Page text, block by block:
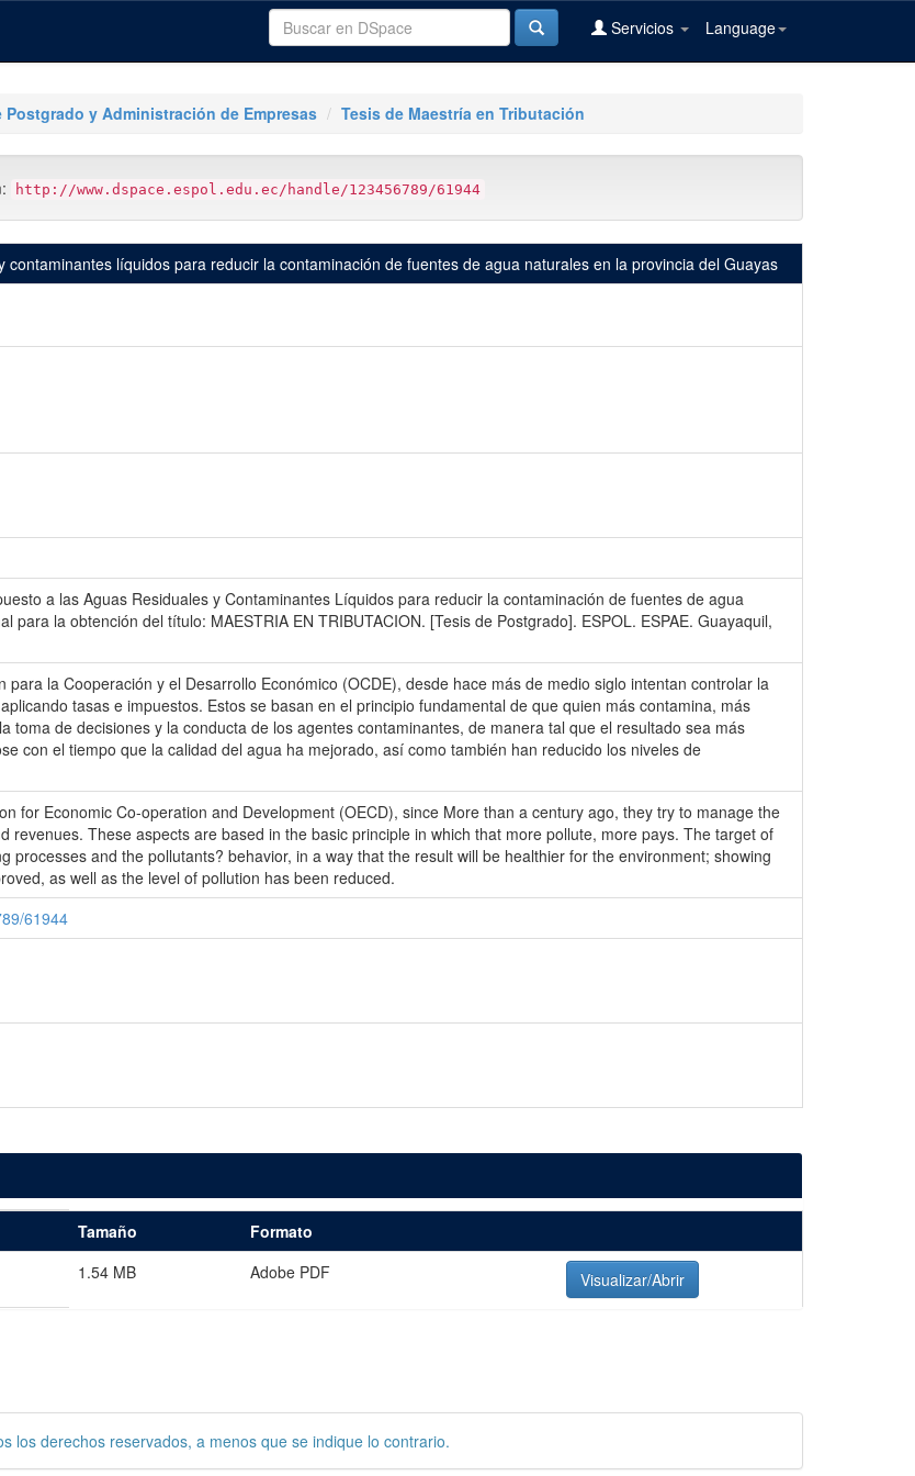
Language
Servicios
Postgrado y Administración de Empresas Tesis de Maestría en Tributación
http://www.dspace.espol.edu.ec/handle/123456789/61944
líquidos para reducir la contaminación de fuentes de agua naturales en la provincia del Guayas
a las Aguas Residuales y Contaminantes Líquidos para reducir la contaminación de fuentes de agua
para la obtención del título: MAESTRIA EN TRIBUTACION. [Tesis de Postgrado]. ESPOL. ESPAE. Guayaquil,
la Cooperación y el Desarrollo Económico (OCDE), desde hace más de medio siglo intentan controlar la
tasas e impuestos. Estos se basan en el principio fundamental de que quien más contamina, más
toma de decisiones y la conducta de los agentes contaminantes, de manera tal que el resultado sea más
con el tiempo que la calidad del agua ha mejorado, así como también han reducido los niveles de
for Economic Co-operation and Development (OECD), since More than a century ago, they try to manage the
revenues. These aspects are based in the basic principle in which that more pollute, more pays. The target of
processes and the pollutants? behavior, in a way that the result will be healthier for the environment; showing
as well as the level of pollution has been reduced.
61944
Tamaño
Formato
1.54 MB Adobe PDF Visualizar/Abrir
los derechos reservados, a menos que se indique lo contrario.